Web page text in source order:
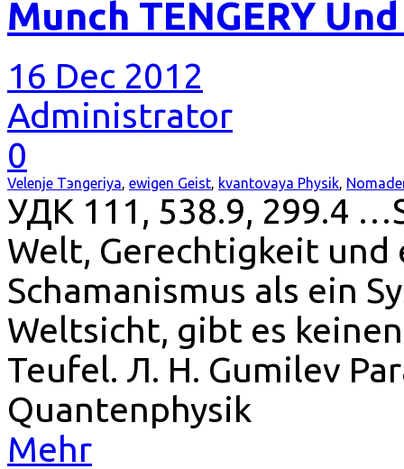
Munch TENGERY
16 Dec 2012
Administrator
0
Velenje Tэngeriya, ewigen Geist, kvantovaya Physik,
УДК 111, 538.9, 299.4
Welt, Gerechtigkeit
Schamanismus als ein
Weltsicht, gibt es
Teufel. Л. Н. Gumilev
Quantenphysik
Mehr